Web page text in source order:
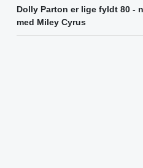
Dolly Parton er lige fyldt 80 -
med Miley Cyrus